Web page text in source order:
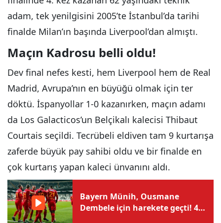
adam, tek yenilgisini 2005’te İstanbul’da tarihi
finalde Milan’ın başında Liverpool’dan almıştı.
Maçın Kadrosu belli oldu!
Dev final nefes kesti, hem Liverpool hem de Real
Madrid, Avrupa’nın en büyüğü olmak için ter
döktü. İspanyollar 1-0 kazanırken, maçın adamı
da Los Galacticos’un Belçikalı kalecisi Thibaut
Courtais seçildi. Tecrübeli eldiven tam 9 kurtarışa
zaferde büyük pay sahibi oldu ve bir finalde en
çok kurtarış yapan kaleci ünvanını aldı.
Bayern Münih, Ousmane
Dembele için harekete geçti! 4